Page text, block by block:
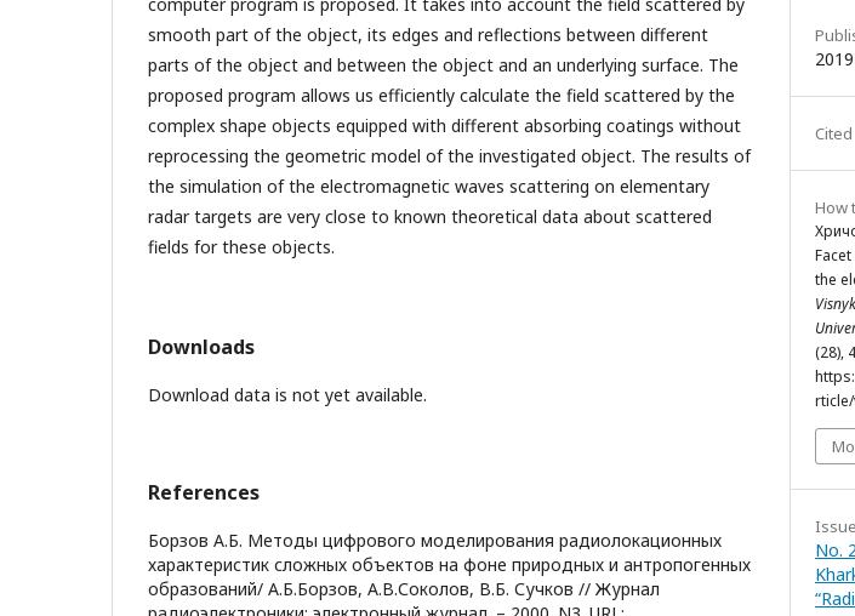
smooth part of the object, its edges and reflections between different
parts of the object and between the object and an underlying surface. The
proposed program allows us efficiently calculate the field scattered by the
complex shape objects equipped with different absorbing coatings without
reprocessing the geometric model of the investigated object. The results of
the simulation of the electromagnetic waves scattering on elementary
radar targets are very close to known theoretical data about scattered
fields for these objects.
Downloads
Download data is not yet available.
References
Борзов А.Б. Методы цифрового моделирования радиолокационных
характеристик сложных объектов на фоне природных и антропогенных
образований/ А.Б.Борзов, А.В.Соколов, В.Б. Сучков // Журнал
Cited
How
the
(28),
Issue
No.